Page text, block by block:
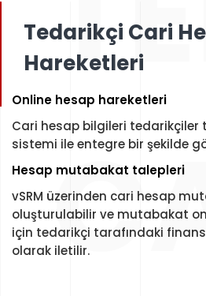
Tedarikçi Cari
Hareketleri
Online hesap hareketleri
Cari hesap bilgileri tedarikçiler
sistemi ile entegre bir şekilde
Hesap mutabakat talepleri
vSRM üzerinden cari hesap
oluşturulabilir ve mutabakat
için tedarikçi tarafındaki
olarak iletilir.